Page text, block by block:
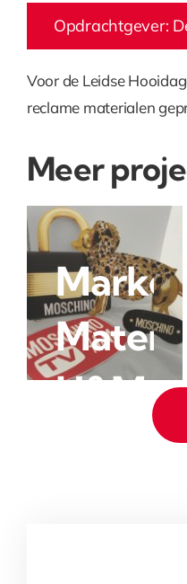
Opdrachtgever:
Voor de Leidse
reclame materialen
Meer
H&M